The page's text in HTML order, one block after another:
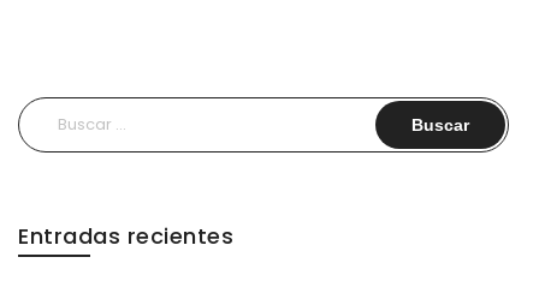
Buscar:
Entradas recientes